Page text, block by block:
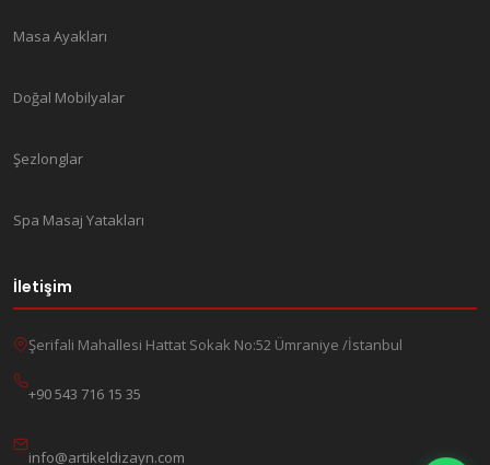
Masa Ayakları
Doğal Mobilyalar
Şezlonglar
Spa Masaj Yatakları
İletişim
Şerifali Mahallesi Hattat Sokak No:52 Ümraniye /İstanbul
+90 543 716 15 35
info@artikeldizayn.com